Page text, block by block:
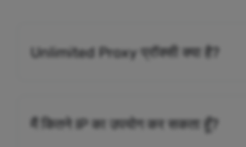
Unlimited Proxy प्रॉक्सी क्या है?
मैं कितने IP का उपयोग कर सकता हूँ?